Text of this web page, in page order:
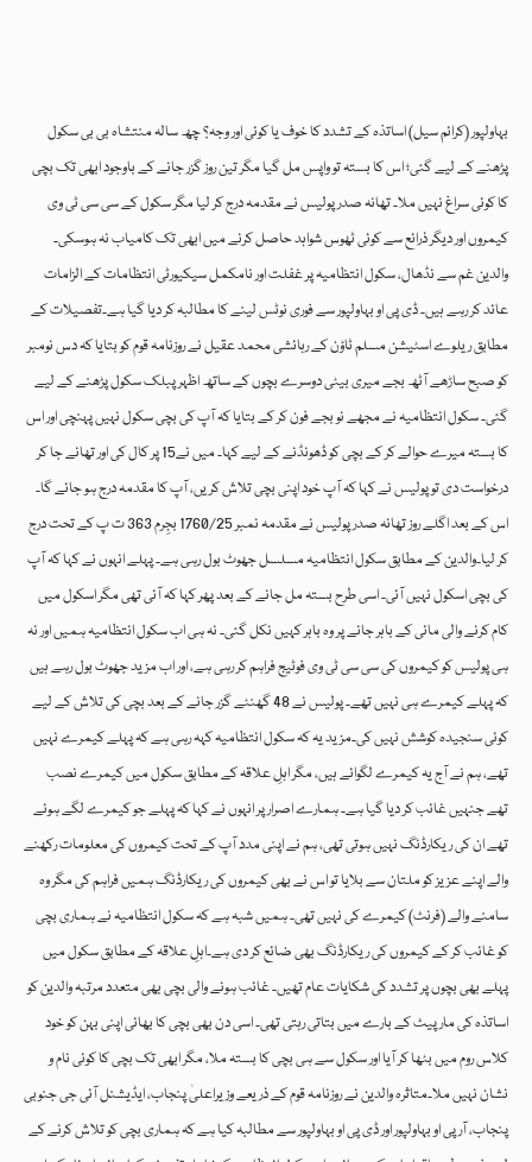
بہاولپور (کرائم سیل) اساتذہ کے تشدد کا خوف یا کوئی اور وجہ؟ چھ سالہ منتشاہ بی بی سکول
پڑھنے کے لیے گئی؛ اس کا بستہ تو واپس مل گیا مگر تین روز گزر جانے کے باوجود ابھی تک بچی
کا کوئی سراغ نہیں ملا۔ تھانہ صدر پولیس نے مقدمہ درج کر لیا مگر سکول کے سی سی ٹی وی
کیمروں اور دیگر ذرائع سے کوئی ٹھوس شواہد حاصل کرنے میں ابھی تک کامیاب نہ ہوسکی۔
والدین غم سے نڈھال، سکول انتظامیہ پر غفلت اور نامکمل سیکیورٹی انتظامات کے الزامات
عائد کر رہے ہیں۔ ڈی پی او بہاولپور سے فوری نوٹس لینے کا مطالبہ کر دیا گیا ہے۔تفصیلات کے
مطابق ریلوے اسٹیشن مسلم ٹاؤن کے رہائشی محمد عقیل نے روزنامہ قوم کو بتایا کہ دس نومبر
کو صبح ساڑھے آٹھ بجے میری بیٹی دوسرے بچوں کے ساتھ اظہر پبلک سکول پڑھنے کے لیے
گئی۔ سکول انتظامیہ نے مجھے نو بجے فون کر کے بتایا کہ آپ کی بچی سکول نہیں پہنچی اور اس
کا بستہ میرے حوالے کر کے بچی کو ڈھونڈنے کے لیے کہا۔ میں نے15 پر کال کی اور تھانے جا کر
درخواست دی تو پولیس نے کہا کہ آپ خود اپنی بچی تلاش کریں، آپ کا مقدمہ درج ہو جائے گا۔
اس کے بعد اگلے روز تھانہ صدر پولیس نے مقدمہ نمبر 1760/25 بجِرم 363 ت پ کے تحت درج
کر لیا۔والدین کے مطابق سکول انتظامیہ مسلسل جھوٹ بول رہی ہے۔ پہلے انہوں نے کہا کہ آپ
کی بچی اسکول نہیں آئی۔ اسی طرح بستہ مل جانے کے بعد پھر کہا کہ آئی تھی مگر اسکول میں
کام کرنے والی مائی کے باہر جانے پر وہ باہر کہیں نکل گئی۔ نہ ہی اب سکول انتظامیہ ہمیں اور نہ
ہی پولیس کو کیمروں کی سی سی ٹی وی فوٹیج فراہم کر رہی ہے، اور اب مزید جھوٹ بول رہے ہیں
کہ پہلے کیمرے ہی نہیں تھے۔ پولیس نے 48 گھنٹے گزر جانے کے بعد بچی کی تلاش کے لیے
کوئی سنجیدہ کوشش نہیں کی۔مزید یہ کہ سکول انتظامیہ کہہ رہی ہے کہ پہلے کیمرے نہیں
تھے، ہم نے آج یہ کیمرے لگوائے ہیں، مگر اہلِ علاقہ کے مطابق سکول میں کیمرے نصب
تھے جنہیں غائب کر دیا گیا ہے۔ ہمارے اصرار پر انہوں نے کہا کہ پہلے جو کیمرے لگے ہوئے
تھے ان کی ریکارڈنگ نہیں ہوتی تھی، ہم نے اپنی مدد آپ کے تحت کیمروں کی معلومات رکھنے
والے اپنے عزیز کو ملتان سے بلایا تو اس نے بھی کیمروں کی ریکارڈنگ ہمیں فراہم کی مگر وہ
سامنے والے (فرنٹ) کیمرے کی نہیں تھی۔ ہمیں شبہ ہے کہ سکول انتظامیہ نے ہماری بچی
کو غائب کر کے کیمروں کی ریکارڈنگ بھی ضائع کر دی ہے۔اہلِ علاقہ کے مطابق سکول میں
پہلے بھی بچوں پر تشدد کی شکایات عام تھیں۔ غائب ہونے والی بچی بھی متعدد مرتبہ والدین کو
اساتذہ کی مارپیٹ کے بارے میں بتاتی رہتی تھی۔ اسی دن بھی بچی کا بھائی اپنی بہن کو خود
کلاس روم میں بٹھا کر آیا اور سکول سے ہی بچی کا بستہ ملا، مگر ابھی تک بچی کا کوئی نام و
نشان نہیں ملا۔متاثرہ والدین نے روزنامہ قوم کے ذریعے وزیراعلیٰ پنجاب، ایڈیشنل آئی جی جنوبی
پنجاب، آر پی او بہاولپور اور ڈی پی او بہاولپور سے مطالبہ کیا ہے کہ ہماری بچی کو تلاش کرنے کے